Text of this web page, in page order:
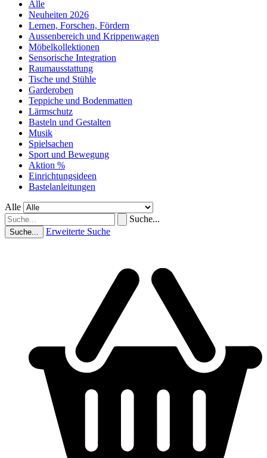
Alle
Neuheiten 2026
Lernen, Forschen, Fördern
Aussenbereich und Krippenwagen
Möbelkollektionen
Sensorische Integration
Raumausstattung
Tische und Stühle
Garderoben
Teppiche und Bodenmatten
Lärmschutz
Basteln und Gestalten
Musik
Spielsachen
Sport und Bewegung
Aktion %
Einrichtungsideen
Bastelanleitungen
Alle
Suche...
Suche... Erweiterte Suche